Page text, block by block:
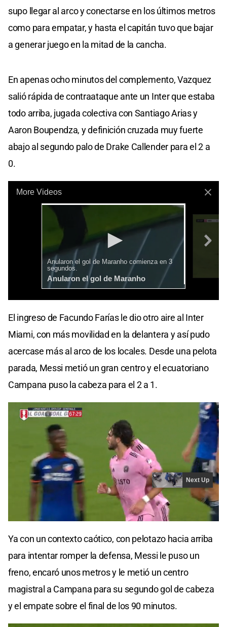
supo llegar al arco y conectarse en los últimos metros
como para empatar, y hasta el capitán tuvo que bajar
a generar juego en la mitad de la cancha.
En apenas ocho minutos del complemento, Vazquez
salió rápida de contraataque ante un Inter que estaba
todo arriba, jugada colectiva con Santiago Arias y
Aaron Boupendza, y definición cruzada muy fuerte
abajo al segundo palo de Drake Callender para el 2 a
0.
El ingreso de Facundo Farías le dio otro aire al Inter
Miami, con más movilidad en la delantera y así pudo
acercase más al arco de los locales. Desde una pelota
parada, Messi metió un gran centro y el ecuatoriano
Campana puso la cabeza para el 2 a 1.
Ya con un contexto caótico, con pelotazo hacia arriba
para intentar romper la defensa, Messi le puso un
freno, encaró unos metros y le metió un centro
magistral a Campana para su segundo gol de cabeza
y el empate sobre el final de los 90 minutos.